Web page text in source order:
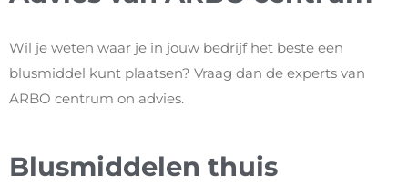
Wil je weten waar je in jouw bedrijf het beste een
blusmiddel kunt plaatsen? Vraag dan de experts van
ARBO centrum on advies.
Blusmiddelen thuis